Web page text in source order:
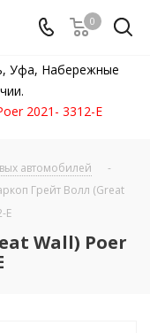
0
Уфа, Набережные
2021- 3312-E
автомобилей
-
Грейт Волл (Great
E
Wall) Poer